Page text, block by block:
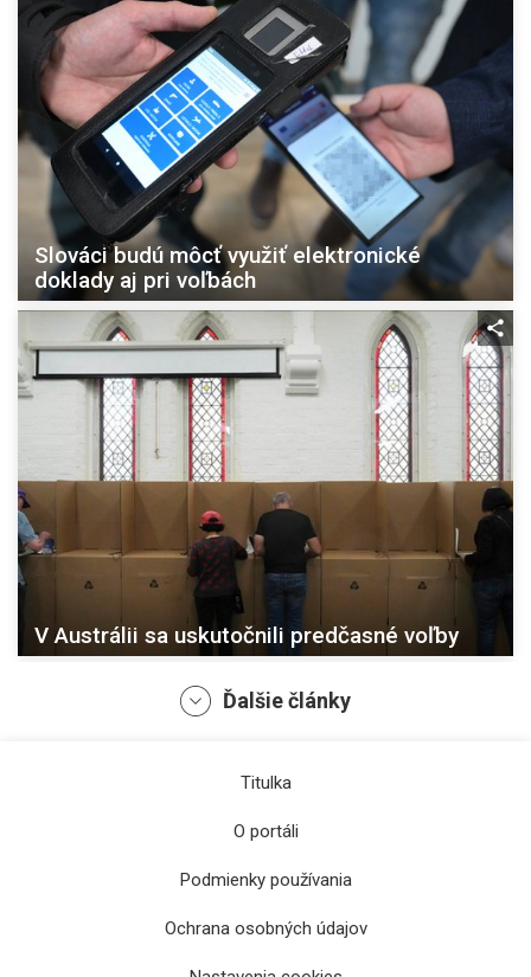
Slováci budú môcť využiť elektronické
doklady aj pri voľbách
V Austrálii sa uskutočnili predčasné voľby
Danko navrhuje čiastočné zrušenie
Ďalšie články
Titulka
O portáli
Podmienky používania
Ochrana osobných údajov